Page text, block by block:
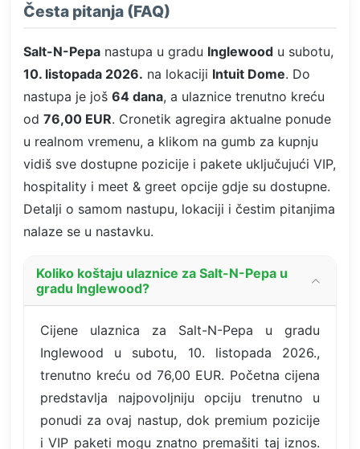
Česta pitanja (FAQ)
Salt-N-Pepa nastupa u gradu Inglewood u subotu,
10. listopada 2026. na lokaciji Intuit Dome. Do
nastupa je još 64 dana, a ulaznice trenutno kreću
od 76,00 EUR. Cronetik agregira aktualne ponude
u realnom vremenu, a klikom na gumb za kupnju
vidiš sve dostupne pozicije i pakete uključujući VIP,
hospitality i meet & greet opcije gdje su dostupne.
Detalji o samom nastupu, lokaciji i čestim pitanjima
nalaze se u nastavku.
Koliko koštaju ulaznice za Salt-N-Pepa u
gradu Inglewood?
Cijene ulaznica za Salt-N-Pepa u gradu
Inglewood u subotu, 10. listopada 2026.,
trenutno kreću od 76,00 EUR. Početna cijena
predstavlja najpovoljniju opciju trenutno u
ponudi za ovaj nastup, dok premium pozicije
i VIP paketi mogu znatno premašiti taj iznos.